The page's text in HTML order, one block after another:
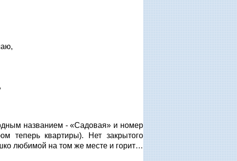
названием - «Садовая» и номер
теперь квартиры). Нет закрытого
любимой на том же месте и горит…